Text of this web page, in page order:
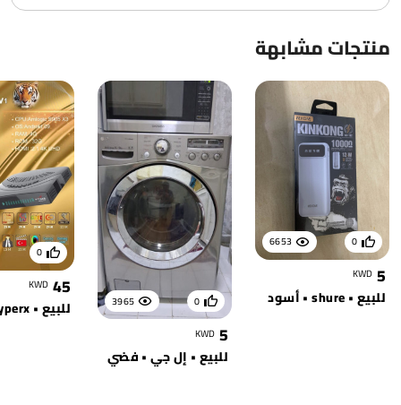
منتجات مشابهة
6653 0
5
KWD
للبيع • shure • أسود 3965 0
5
KWD
للبيع • إل جي • فضي
0
45
KWD
للبيع • hyperx • أسود